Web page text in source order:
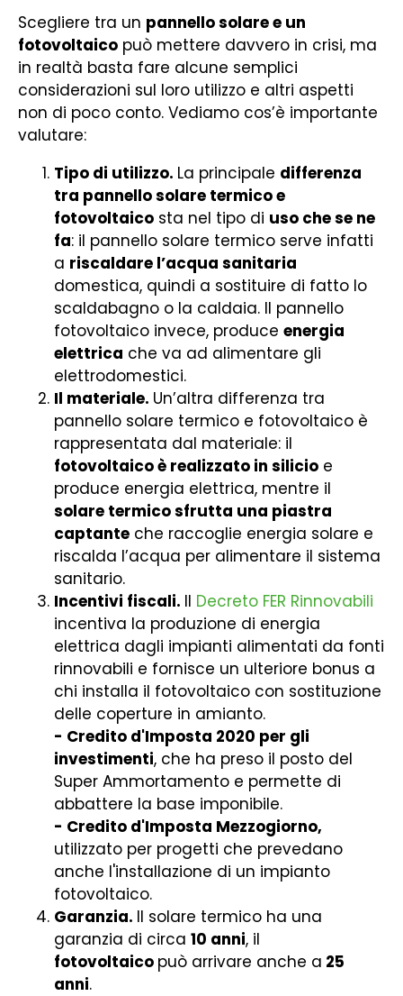
Scegliere tra un pannello solare e un
fotovoltaico può mettere davvero in crisi, ma
in realtà basta fare alcune semplici
considerazioni sul loro utilizzo e altri aspetti
non di poco conto. Vediamo cos’è importante
valutare:
Tipo di utilizzo. La principale differenza
tra pannello solare termico e
fotovoltaico sta nel tipo di uso che se ne
fa: il pannello solare termico serve infatti
a riscaldare l’acqua sanitaria
domestica, quindi a sostituire di fatto lo
scaldabagno o la caldaia. Il pannello
fotovoltaico invece, produce energia
elettrica che va ad alimentare gli
elettrodomestici.
Il materiale. Un’altra differenza tra
pannello solare termico e fotovoltaico è
rappresentata dal materiale: il
fotovoltaico è realizzato in silicio e
produce energia elettrica, mentre il
solare termico sfrutta una piastra
captante che raccoglie energia solare e
riscalda l’acqua per alimentare il sistema
sanitario.
Incentivi fiscali. Il Decreto FER Rinnovabili
incentiva la produzione di energia
elettrica dagli impianti alimentati da fonti
rinnovabili e fornisce un ulteriore bonus a
chi installa il fotovoltaico con sostituzione
delle coperture in amianto.
- Credito d'Imposta 2020 per gli
investimenti, che ha preso il posto del
Super Ammortamento e permette di
abbattere la base imponibile.
- Credito d'Imposta Mezzogiorno,
utilizzato per progetti che prevedano
anche l'installazione di un impianto
fotovoltaico.
Garanzia. Il solare termico ha una
garanzia di circa 10 anni, il
fotovoltaico può arrivare anche a 25
anni.